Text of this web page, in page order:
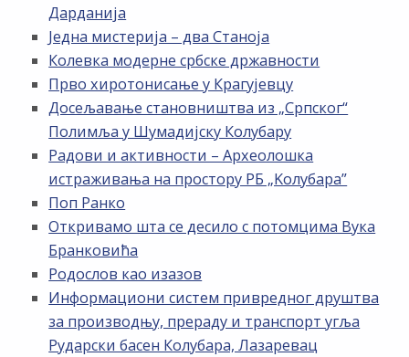
Дарданија
Једна мистерија – два Станоја
Колевка модерне србске државности
Прво хиротонисање у Крагујевцу
Досељавање становништва из „Српског“
Полимља у Шумадијску Колубару
Радови и активности – Археолошка
истраживања на простору РБ „Kолубара”
Поп Ранко
Откривамо шта се десило с потомцима Вука
Бранковића
Родослов као изазов
Информациони систем привредног друштва
за производњу, прераду и транспорт угља
Рударски басен Колубара, Лазаревац